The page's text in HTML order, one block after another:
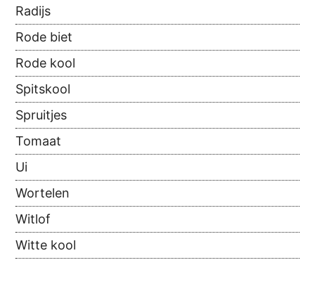
Radijs
Rode biet
Rode kool
Spitskool
Spruitjes
Tomaat
Ui
Wortelen
Witlof
Witte kool